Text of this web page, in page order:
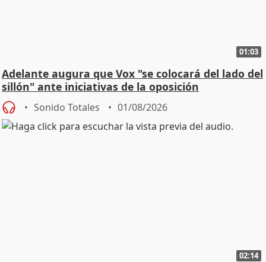
01:03
Adelante augura que Vox "se colocará del lado del
sillón" ante iniciativas de la oposición
Sonido Totales 01/08/2026
02:14